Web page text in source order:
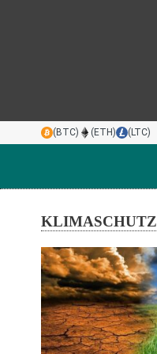
(BTC) (ETH) (LTC)
KLIMASCHUTZ